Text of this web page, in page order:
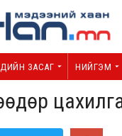
ЗАСАГ НИЙГЭМ